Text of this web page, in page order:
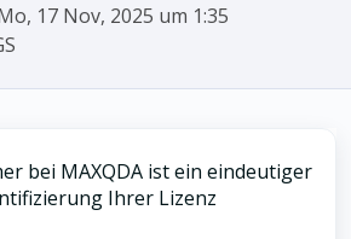
17 Nov, 2025 um 1:35
bei MAXQDA ist ein eindeutiger
Ihrer Lizenz